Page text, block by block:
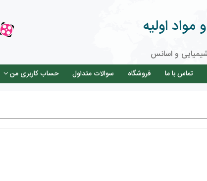
اولیه
و اسانس
تماس با ما فروشگاه سوالات متداول حساب کاربری من